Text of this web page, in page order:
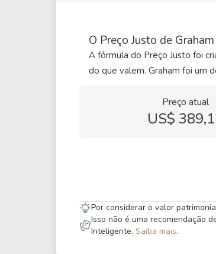
O Preço Justo de Graham
A fórmula do Preço Justo foi
do que valem. Graham foi um
Preço atual
US$
Por considerar o valor
Isso não é uma recomendação
Inteligente. Saiba mais.